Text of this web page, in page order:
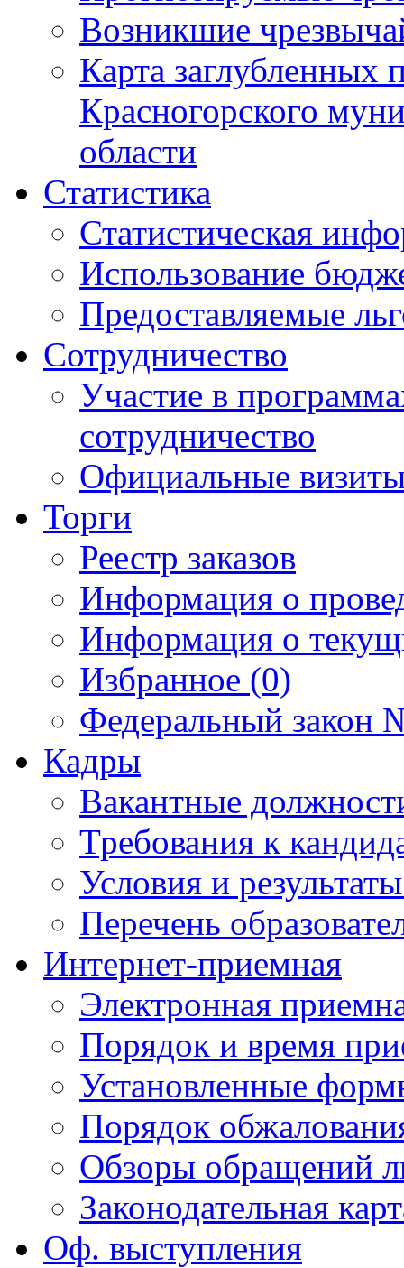
Возникшие
Карта
Красногорского
области
Статистика
Статистическая
Использование
Предоставляемые
Сотрудничество
Участие в
сотрудничество
Официальные
Торги
Реестр заказов
Информация о
Информация о
Избранное (0)
Федеральный закон
Кадры
Вакантные
Требования к
Условия и
Перечень
Интернет-приемная
Электронная
Порядок и время
Установленные
Порядок
Обзоры обращений
Законодательная
Оф. выступления